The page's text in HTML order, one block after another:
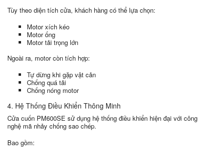
Tùy theo diện tích cửa, khách hàng có thể lựa chọn:
Motor xích kéo
Motor ống
Motor tải trọng lớn
Ngoài ra, motor còn tích hợp:
Tự dừng khi gặp vật cản
Chống quá tải
Chống nóng motor
4. Hệ Thống Điều Khiển Thông Minh
Cửa cuốn PM600SE sử dụng hệ thống điều khiển hiện đại với công
nghệ mã nhảy chống sao chép.
Bao gồm: